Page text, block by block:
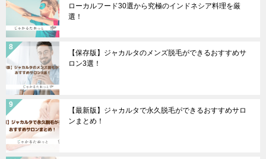
ローカルフード30選から究極のインドネシア料理を厳
選！
【保存版】ジャカルタのメンズ脱毛ができるおすすめサ
ロン3選！
【最新版】ジャカルタで永久脱毛ができるおすすめサロ
ンまとめ！